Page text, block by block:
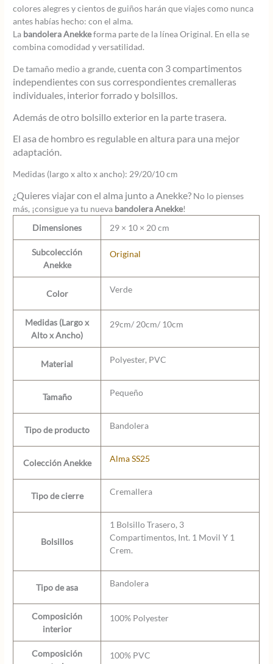
colores alegres y cientos de guiños harán que viajes como nunca
antes habías hecho: con el alma.
La bandolera Anekkeforma parte de la línea Original. En ella se
combina comodidad y versatilidad.
De tamaño medio a grande, cuenta con 3 compartimentos
independientes con sus correspondientes cremalleras
individuales, interior forrado y bolsillos.
Además de otro bolsillo exterior en la parte trasera.
El asa de hombro es regulable en altura para una mejor
adaptación.
Medidas (largo x alto x ancho): 29/20/10 cm
¿Quieres viajar con el alma junto a Anekke? No lo pienses
más, ¡consigue ya tu nueva bandolera Anekke!
Dimensiones
29 × 10 × 20 cm
Subcolección
Anekke
Original
Color Verde
Medidas (Largo x
Alto x Ancho)
29cm/ 20cm/ 10cm
Material Polyester, PVC
Tamaño Pequeño
Tipo de producto Bandolera
Colección Anekke Alma SS25
Tipo de cierre Cremallera
Bolsillos
1 Bolsillo Trasero, 3
Compartimentos, Int. 1 Movil Y 1
Crem.
Tipo de asa Bandolera
Composición
interior
100% Polyester
Composición
100% PVC